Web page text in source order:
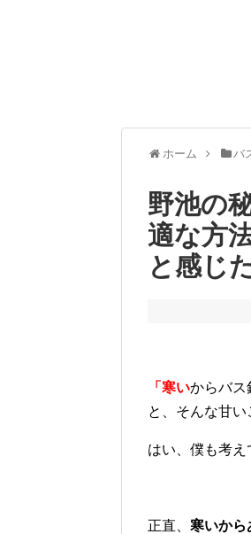
ホーム バ
野池の
適な方
と感じ
「寒いからバス
と、そんな甘
はい、僕も考え
正直、 寒いから